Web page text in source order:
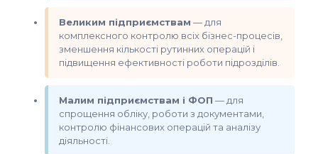
Великим підприємствам — для
комплексного контролю всіх бізнес-процесів,
зменшення кількості рутинних операцій і
підвищення ефективності роботи підрозділів.
Малим підприємствам і ФОП — для
спрощення обліку, роботи з документами,
контролю фінансових операцій та аналізу
діяльності.